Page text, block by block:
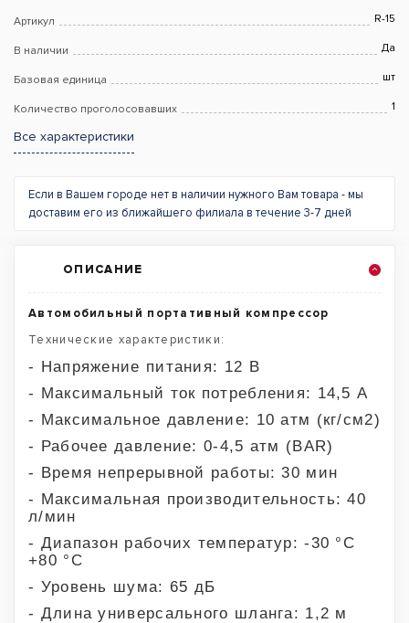
Артикул R-15
В наличии Да
Базовая единица шт
Количество проголосовавших 1
Все характеристики
Если в Вашем городе нет в наличии нужного Вам товара - мы
доставим его из ближайшего филиала в течение 3-7 дней
ОПИСАНИЕ
Автомобильный портативный компрессор
Технические характеристики:
- Напряжение питания: 12 В
- Максимальный ток потребления: 14,5 A
- Максимальное давление: 10 атм (кг/см2)
- Рабочее давление: 0-4,5 атм (BAR)
- Время непрерывной работы: 30 мин
- Максимальная производительность: 40
л/мин
- Диапазон рабочих температур: -30 °C
+80 °C
- Уровень шума: 65 дБ
- Длина универсального шланга: 1,2 м